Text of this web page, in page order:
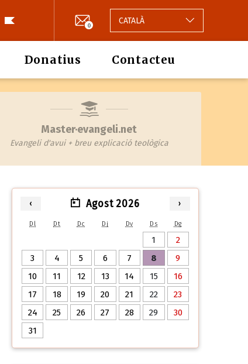
0 CATALÀ
Donatius Contacteu
Master·evangeli.net
Evangeli d'avui + breu explicació teològica
‹ Agost 2026 ›
Dl Dt Dc Dj Dv Ds Dg
1
2
3
4 5 6 7 8
9
10
11 12 13 14 15
16
17
18 19 20 21 22
23
24
25 26 27 28 29
30
31